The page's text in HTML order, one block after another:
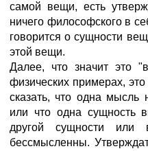
самой вещи, есть
ничего философского в
говорится о сущности
этой вещи.
Далее, что значит это
физических примерах,
сказать, что одна мысль
или что одна сущность
другой сущности
бессмысленны.